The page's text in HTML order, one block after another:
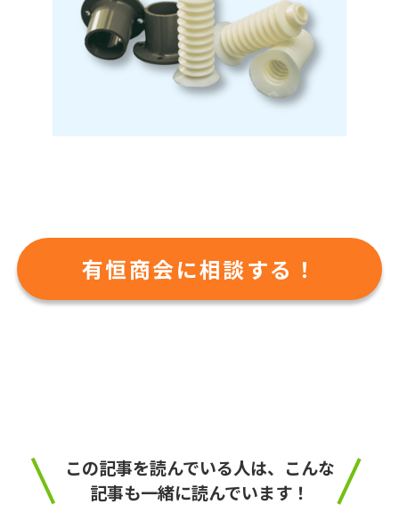
有恒商会に相談する！
この記事を読んでいる人は、こんな
記事も一緒に読んでいます！